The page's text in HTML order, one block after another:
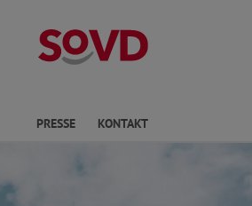
Kreisverband
PRESSE KONTAKT